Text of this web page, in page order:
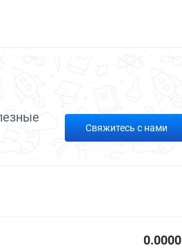
Свяжитесь с нами
0.0000